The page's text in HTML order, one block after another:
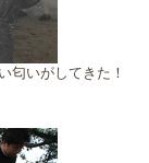
匂いがしてきた！